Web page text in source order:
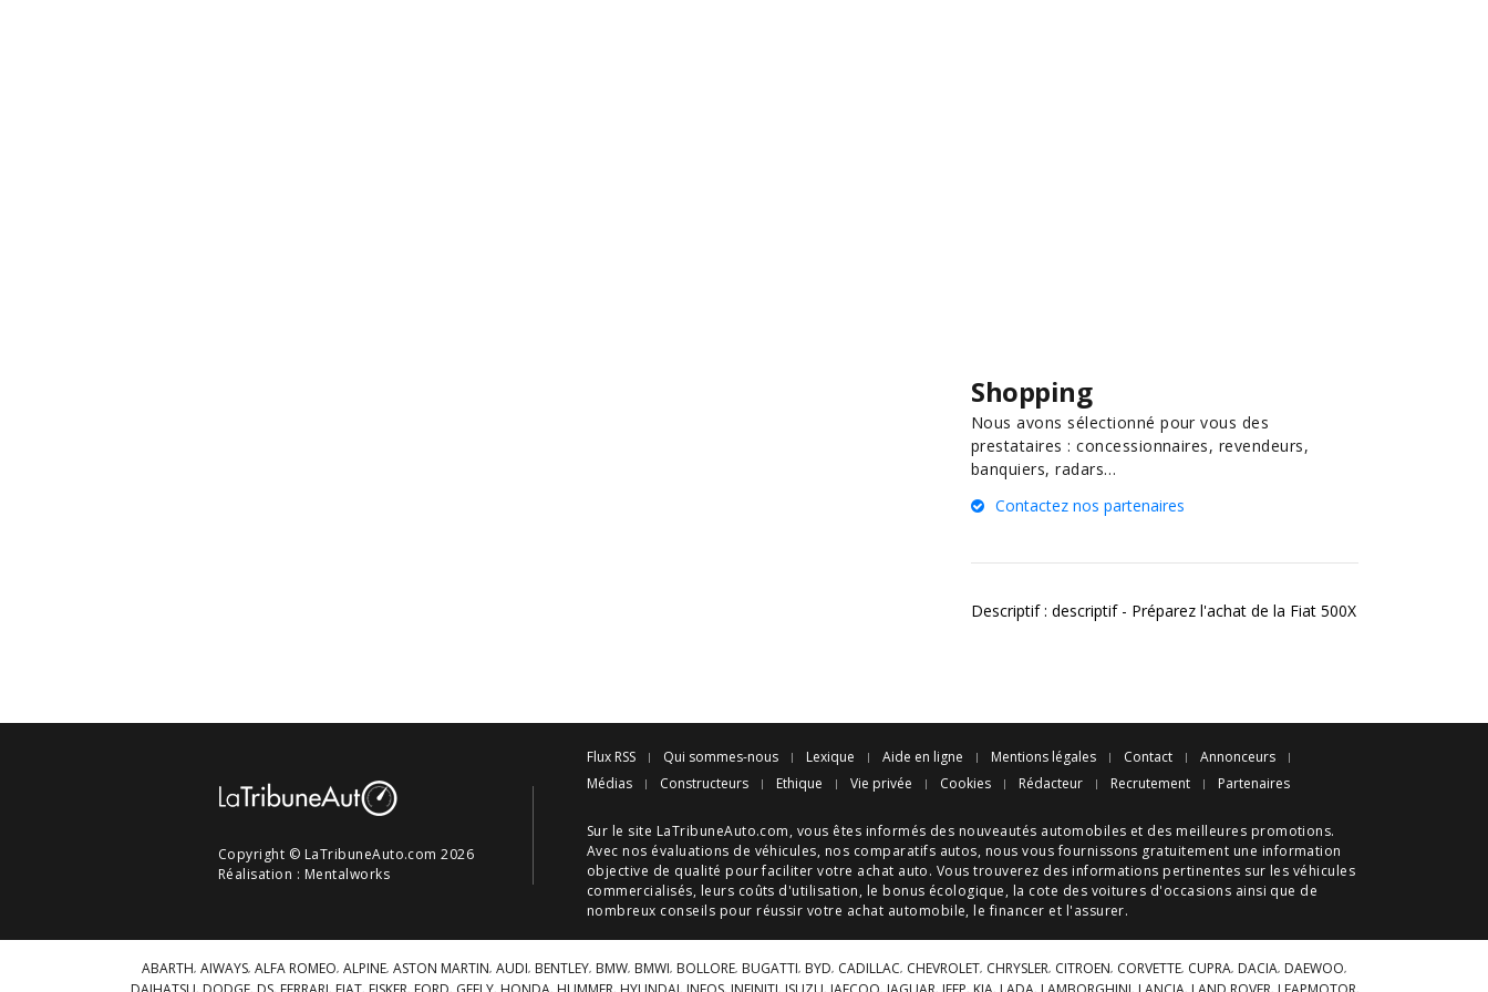
Shopping
Nous avons sélectionné pour vous des
prestataires : concessionnaires, revendeurs,
banquiers, radars…
Contactez nos partenaires
Descriptif : descriptif - Préparez l'achat de la Fiat 500X
Copyright © LaTribuneAuto.com 2026
Réalisation : Mentalworks
Flux RSS Qui sommes-nous Lexique Aide en ligne Mentions légales Contact
Annonceurs
Médias
Constructeurs Ethique Vie privée Cookies Rédacteur Recrutement Partenaires
Sur le site LaTribuneAuto.com, vous êtes informés des nouveautés automobiles et des meilleures promotions.
Avec nos évaluations de véhicules, nos comparatifs autos, nous vous fournissons gratuitement une information
objective de qualité pour faciliter votre achat auto. Vous trouverez des informations pertinentes sur les véhicules
commercialisés, leurs coûts d'utilisation, le bonus écologique, la cote des voitures d'occasions ainsi que de
nombreux conseils pour réussir votre achat automobile, le financer et l'assurer.
ABARTH AIWAYS ALFA ROMEO ALPINE ASTON MARTIN AUDI BENTLEY BMW BMWI BOLLORE BUGATTI BYD CADILLAC CHEVROLET CHRYSLER CITROEN CORVETTE CUPRA DACIA DAEWOO